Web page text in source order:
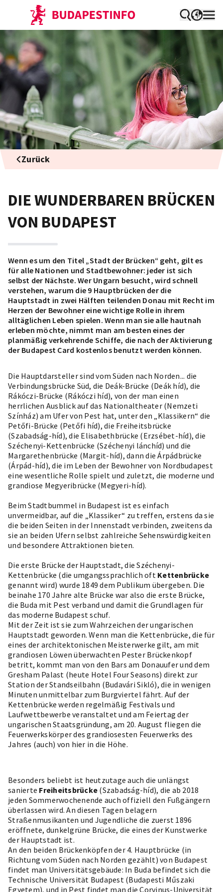
Zurück
DIE WUNDERBAREN BRÜCKEN
VON BUDAPEST
Wenn es um den Titel „Stadt der Brücken“ geht, gilt es
für alle Nationen und Stadtbewohner: jeder ist sich
selbst der Nächste. Wer Ungarn besucht, wird schnell
verstehen, warum die 9 Hauptbrücken der die
Hauptstadt in zwei Hälften teilenden Donau mit Recht im
Herzen der Bewohner eine wichtige Rolle in ihrem
alltäglichen Leben spielen. Wenn man sie alle hautnah
erleben möchte, nimmt man am besten eines der
planmäßig verkehrende Schiffe, die nach der Aktivierung
der Budapest Card kostenlos benutzt werden können.
Die Hauptdarsteller sind vom Süden nach Norden... die
Verbindungsbrücke Süd, die Deák-Brücke (Deák híd), die
Rákóczi-Brücke (Rákóczi híd), von der man einen
herrlichen Ausblick auf das Nationaltheater (Nemzeti
Színház) am Ufer von Pest hat, unter den „Klassikern“ die
Petőfi-Brücke (Petőfi híd), die Freiheitsbrücke
(Szabadság-híd), die Elisabethbrücke (Erzsébet-híd), die
Széchenyi-Kettenbrücke (Széchenyi lánchíd) und die
Margarethenbrücke (Margit-híd), dann die Árpádbrücke
(Árpád-híd), die im Leben der Bewohner von Nordbudapest
eine wesentliche Rolle spielt und zuletzt, die moderne und
grandiose Megyeribrücke (Megyeri-híd).
Beim Stadtbummel in Budapest ist es einfach
unvermeidbar, auf die „Klassiker“ zu treffen, erstens da sie
die beiden Seiten in der Innenstadt verbinden, zweitens da
sie an beiden Ufern selbst zahlreiche Sehenswürdigkeiten
und besondere Attraktionen bieten.
Die erste Brücke der Hauptstadt, die Széchenyi-
Kettenbrücke (die umgangssprachlich oft Kettenbrücke
genannt wird) wurde 1849 dem Publikum übergeben. Die
beinahe 170 Jahre alte Brücke war also die erste Brücke,
die Buda mit Pest verband und damit die Grundlagen für
das moderne Budapest schuf.
Mit der Zeit ist sie zum Wahrzeichen der ungarischen
Hauptstadt geworden. Wenn man die Kettenbrücke, die für
eines der architektonischen Meisterwerke gilt, am mit
grandiosen Löwen überwachten Pester Brückenkopf
betritt, kommt man von den Bars am Donauufer und dem
Gresham Palast (heute Hotel Four Seasons) direkt zur
Station der Standseilbahn (Budavári Sikló), die in wenigen
Minuten unmittelbar zum Burgviertel fährt. Auf der
Kettenbrücke werden regelmäßig Festivals und
Laufwettbewerbe veranstaltet und am Feiertag der
ungarischen Staatsgründung, am 20. August fliegen die
Feuerwerkskörper des grandiosesten Feuerwerks des
Jahres (auch) von hier in die Höhe.
Besonders beliebt ist heutzutage auch die unlängst
sanierte Freiheitsbrücke (Szabadság-híd), die ab 2018
jeden Sommerwochenende auch offiziell den Fußgängern
überlassen wird. An diesen Tagen belagern
Straßenmusikanten und Jugendliche die zuerst 1896
eröffnete, dunkelgrüne Brücke, die eines der Kunstwerke
der Hauptstadt ist.
An den beiden Brückenköpfen der 4. Hauptbrücke (in
Richtung vom Süden nach Norden gezählt) von Budapest
findet man Universitätsgebäude: In Buda befindet sich die
Technische Universität Budapest (Budapesti Műszaki
Egyetem), und in Pest findet man die Corvinus-Universität